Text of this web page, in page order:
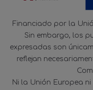
Financiado por la
Sin embargo, los
expresadas son
reflejan
Ni la Unión Europea